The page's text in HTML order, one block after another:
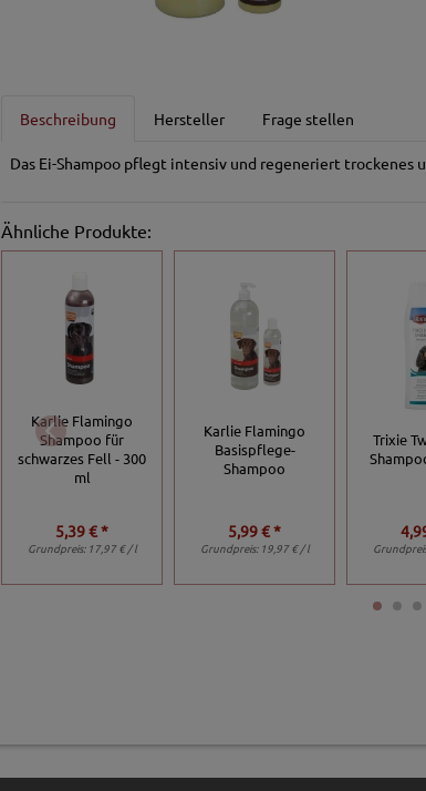
Beschreibung Hersteller Frage stellen
Das Ei-Shampoo pflegt intensiv und regeneriert trockenes
Ähnliche Produkte:
Karlie Flamingo
Shampoo für
schwarzes Fell - 300
ml
5,39 € *
Grundpreis: 17,97 € / l
Karlie Flamingo
Basispflege-
Shampoo
5,99 € *
Grundpreis: 19,97 € / l
Trixie